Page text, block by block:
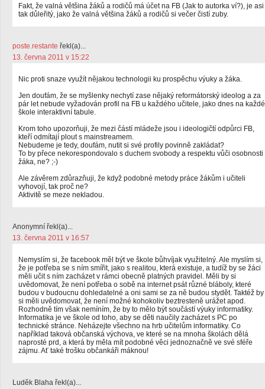
Fakt, že valná většina žáků a rodičů má účet na FB (Jak to autorka ví?), je asi
tak důleřitý, jako že valná většina žáků a rodičů si večer čistí zuby.
poste.restante řekl(a)...
13. června 2011 v 15:22
Nic proti snaze využít nějakou technologii ku prospěchu výuky a žáka.
Jen doufám, že se myšlenky nechytí zase nějaký reformátorský ideolog a za
pár let nebude vyžadován profil na FB u každého učitele, jako dnes na každé
škole interaktivní tabule.
Krom toho upozorňuji, že mezi částí mládeže jsou i ideologičtí odpůrci FB,
kteří odmítají plout s mainstreamem.
Nebudeme je tedy, doufám, nutit si své profily povinně zakládat?
To by přece nekorespondovalo s duchem svobody a respektu vůči osobnosti
žáka, ne? ;-)
Ale závěrem zdůrazňuji, že když podobné metody práce žákům i učiteli
vyhovojí, tak proč ne?
Aktivitě se meze nekladou.
Anonymní řekl(a)...
13. června 2011 v 16:57
Nemyslím si, že facebook měl být ve škole bůhvíjak využitelný. Ale myslím si,
že je potřeba se s ním smířit, jako s realitou, která existuje, a tudíž by se žáci
měli učit s ním zacházet v rámci obecně platných pravidel. Měli by si
uvědomovat, že není potřeba o sobě na internet psát různé bláboly, které
budou v budoucnu dohledatelné a oni sami se za ně budou stydět. Taktéž by
si měli uvědomovat, že není možné kohokoliv beztresteně urážet apod.
Rozhodně tím však nemíním, že by to mělo být součástí výuky informatiky.
Informatika je ve škole od toho, aby se děti naučily zacházet s PC po
technické stránce. Neházejte všechno na hrb učitelům informatiky. Co
například taková občanská výchova, ve které se na mnoha školách dělá
naprosté prd, a která by měla mít podobné věci jednoznačně ve své sféře
zájmu. Ať také trošku občankáři máknou!
Luděk Blaha řekl(a)...